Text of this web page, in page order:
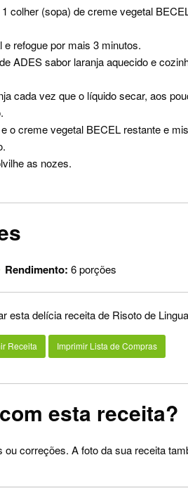
colher (sopa) de creme vegetal
refogue por mais 3 minutos.
ADES sabor laranja aquecido e
cada vez que o líquido secar, aos
o creme vegetal BECEL restante e
as nozes.
Rendimento: 6 porções
esta delícia receita de Risoto de
Receita Imprimir Lista de Compras
esta receita?
correções. A foto da sua receita